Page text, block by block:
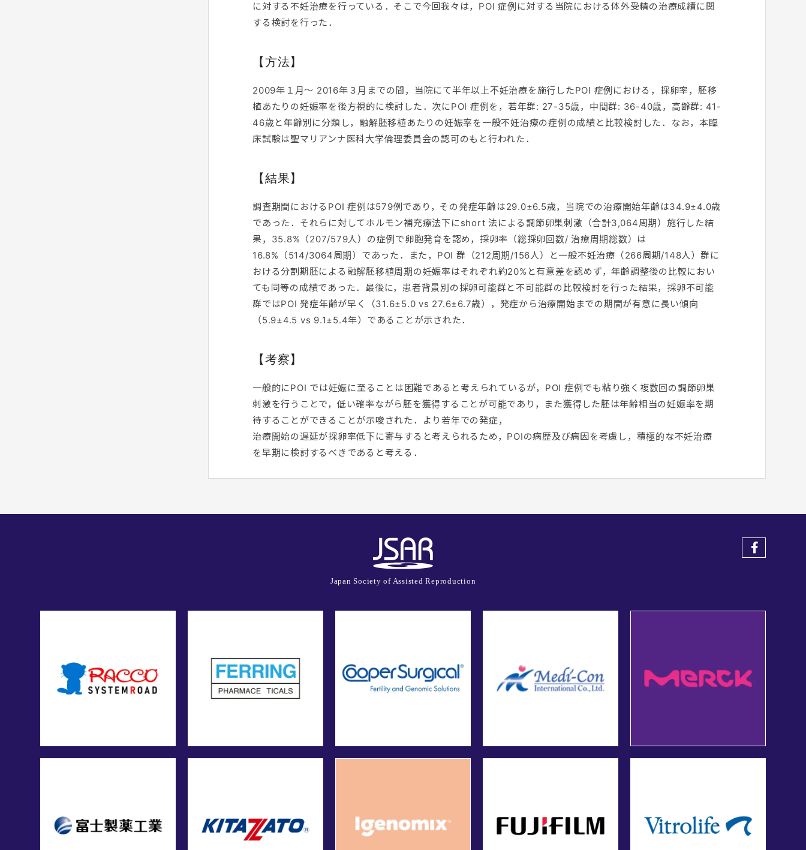
に対する不妊治療を行っている．そこで今回我々は，POI 症例に対する当院における体外受精の治療成績に関
する検討を行った．
【方法】
2009年１月～ 2016年３月までの間，当院にて半年以上不妊治療を施行したPOI 症例における，採卵率，胚移
植あたりの妊娠率を後方視的に検討した．次にPOI 症例を，若年群: 27-35歳，中間群: 36-40歳，高齢群: 41-
46歳と年齢別に分類し，融解胚移植あたりの妊娠率を一般不妊治療の症例の成績と比較検討した．なお，本臨
床試験は聖マリアンナ医科大学倫理委員会の認可のもと行われた．
【結果】
調査期間におけるPOI 症例は579例であり，その発症年齢は29.0±6.5歳，当院での治療開始年齢は34.9±4.0歳
であった．それらに対してホルモン補充療法下にshort 法による調節卵巣刺激（合計3,064周期）施行した結
果，35.8%（207/579人）の症例で卵胞発育を認め，採卵率（総採卵回数/ 治療周期総数）は
16.8%（514/3064周期）であった．また，POI 群（212周期/156人）と一般不妊治療（266周期/148人）群に
おける分割期胚による融解胚移植周期の妊娠率はそれぞれ約20%と有意差を認めず，年齢調整後の比較におい
ても同等の成績であった．最後に，患者背景別の採卵可能群と不可能群の比較検討を行った結果，採卵不可能
群ではPOI 発症年齢が早く（31.6±5.0 vs 27.6±6.7歳），発症から治療開始までの期間が有意に長い傾向
（5.9±4.5 vs 9.1±5.4年）であることが示された．
【考察】
一般的にPOI では妊娠に至ることは困難であると考えられているが，POI 症例でも粘り強く複数回の調節卵巣
刺激を行うことで，低い確率ながら胚を獲得することが可能であり，また獲得した胚は年齢相当の妊娠率を期
待することができることが示唆された．より若年での発症，
治療開始の遅延が採卵率低下に寄与すると考えられるため，POIの病歴及び病因を考慮し，積極的な不妊治療
を早期に検討するべきであると考える．
Japan Society of Assisted Reproduction